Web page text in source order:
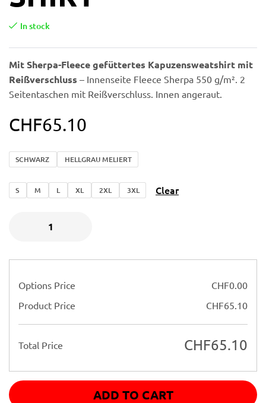
In stock
Mit Sherpa-Fleece gefüttertes Kapuzensweatshirt mit
Reißverschluss – Innenseite Fleece Sherpa 550 g/m². 2
Seitentaschen mit Reißverschluss. Innen angeraut.
CHF65.10
SCHWARZ HELLGRAU MELIERT
S M L XL 2XL 3XL Clear
Options Price CHF0.00
Product Price
CHF65.10
Total Price CHF65.10
ADD TO CART